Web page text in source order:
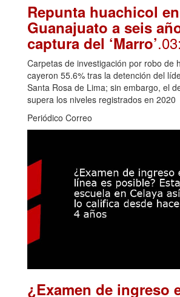
Repunta huachicol en
Guanajuato a seis
captura del ‘Marro’
Carpetas de investigación por robo de
cayeron 55.6% tras la detención del
Santa Rosa de Lima; sin embargo, el
supera los niveles registrados en 2020
Periódico Correo
¿Examen de ingreso